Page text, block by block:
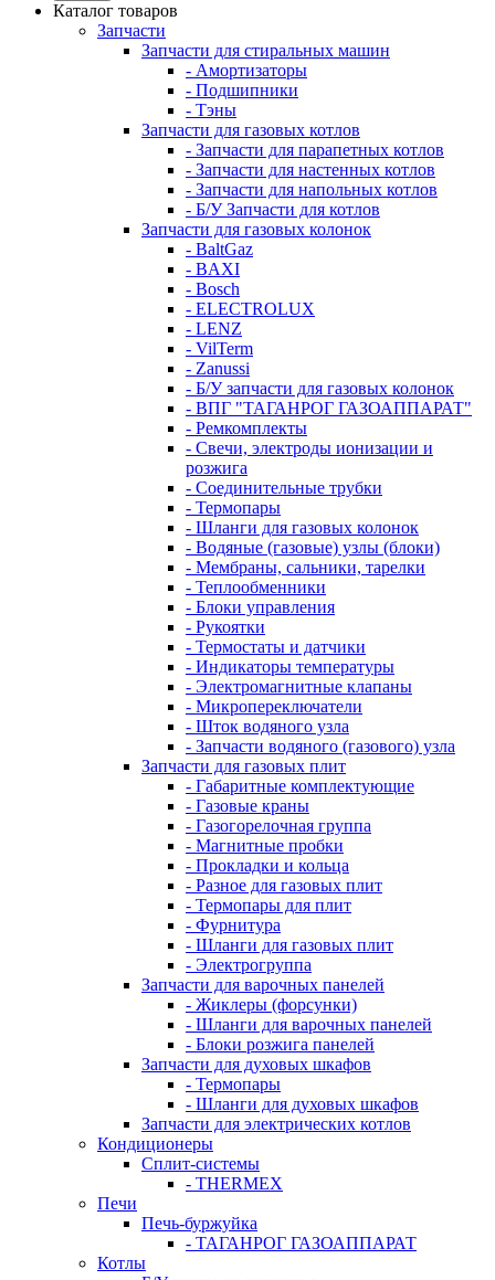
Каталог товаров
Запчасти
Запчасти для стиральных машин
- Амортизаторы
- Подшипники
- Тэны
Запчасти для газовых котлов
- Запчасти для парапетных котлов
- Запчасти для настенных котлов
- Запчасти для напольных котлов
- Б/У Запчасти для котлов
Запчасти для газовых колонок
- BaltGaz
- BAXI
- Bosch
- ELECTROLUX
- LENZ
- VilTerm
- Zanussi
- Б/У запчасти для газовых колонок
- ВПГ "ТАГАНРОГ ГАЗОАППАРАТ"
- Ремкомплекты
- Свечи, электроды ионизации и
розжига
- Соединительные трубки
- Термопары
- Шланги для газовых колонок
- Водяные (газовые) узлы (блоки)
- Мембраны, сальники, тарелки
- Теплообменники
- Блоки управления
- Рукоятки
- Термостаты и датчики
- Индикаторы температуры
- Электромагнитные клапаны
- Микропереключатели
- Шток водяного узла
- Запчасти водяного (газового) узла
Запчасти для газовых плит
- Габаритные комплектующие
- Газовые краны
- Газогорелочная группа
- Магнитные пробки
- Прокладки и кольца
- Разное для газовых плит
- Термопары для плит
- Фурнитура
- Шланги для газовых плит
- Электрогруппа
Запчасти для варочных панелей
- Жиклеры (форсунки)
- Шланги для варочных панелей
- Блоки розжига панелей
Запчасти для духовых шкафов
- Термопары
- Шланги для духовых шкафов
Запчасти для электрических котлов
Кондиционеры
Сплит-системы
- THERMEX
Печи
Печь-буржуйка
- ТАГАНРОГ ГАЗОАППАРАТ
Котлы